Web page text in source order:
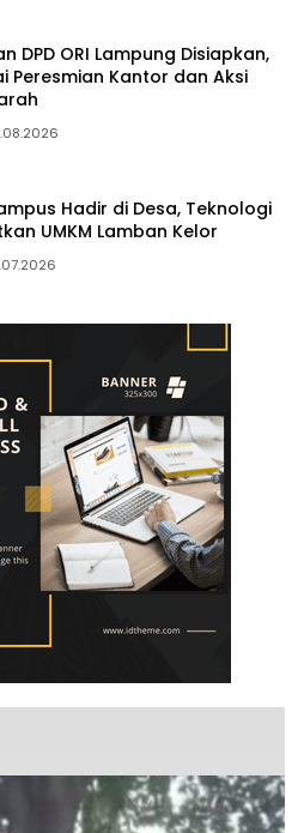
DPD ORI Lampung Disiapkan,
Peresmian Kantor dan Aksi
Hadir di Desa, Teknologi
UMKM Lamban Kelor